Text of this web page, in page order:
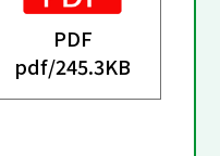
PDF
pdf/245.3KB